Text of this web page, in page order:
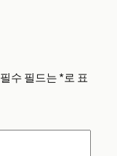
필수 필드는*로 표